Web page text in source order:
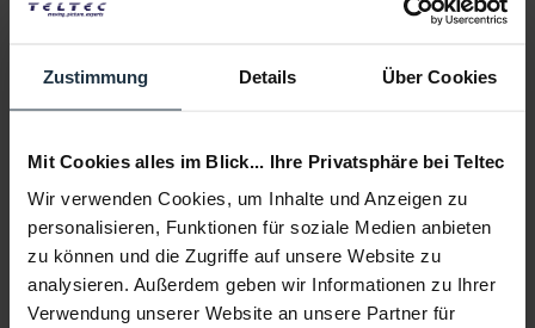
Zustimmung Details Über Cookies
Mit Cookies alles im Blick... Ihre Privatsphäre bei Teltec
Wir verwenden Cookies, um Inhalte und Anzeigen zu
personalisieren, Funktionen für soziale Medien anbieten
zu können und die Zugriffe auf unsere Website zu
analysieren. Außerdem geben wir Informationen zu Ihrer
Verwendung unserer Website an unsere Partner für
Das Hedbox RPC-DC4X Kabel ist besonders flexibel und für
Media
Manufacturer & Product Safety Information
Folgende Infos zum Hersteller sind verfübar......more